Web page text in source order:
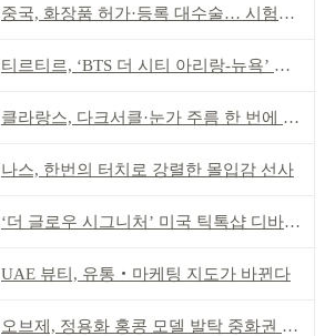
중국, 화장품 허가·등록 대수술… 시험자료 공용 허용
티르티르, ‘BTS 더 시티 아리랑-뉴욕’ 참여
클라랑스, 다크서클·눈가 주름 한 번에 더블 케어
나스, 한번의 터치로 강렬한 몰입감 선사
‘더 글로우 시그니처’ 미국 틱톡샵 디바이스 부문 1위
UAE 뷰티, 유통‧마케팅 지도가 바뀐다
오브제, 정용화 홍콩 모델 발탁 중화권 공략 강화